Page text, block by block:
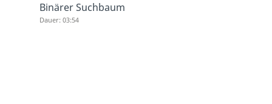
Binärer Suchbaum
Dauer: 03:54